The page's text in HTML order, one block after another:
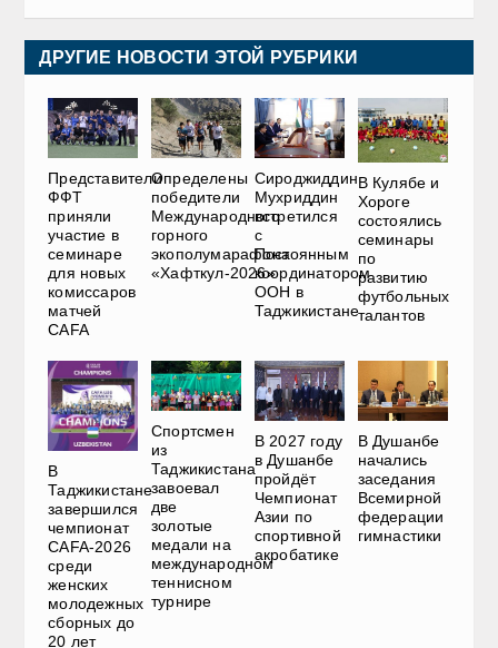
ДРУГИЕ НОВОСТИ ЭТОЙ РУБРИКИ
Представители
ФФТ
приняли
участие в
семинаре
для новых
комиссаров
матчей
CAFA
Определены
победители
Международного
горного
экополумарафона
«Хафткул-2026»
Сироджиддин
Мухриддин
встретился
с
Постоянным
координатором
ООН в
Таджикистане
В Кулябе и
Хороге
состоялись
семинары
по
развитию
футбольных
талантов
В
Таджикистане
завершился
чемпионат
CAFA-2026
среди
женских
молодежных
сборных до
20 лет
Спортсмен
из
Таджикистана
завоевал
две
золотые
медали на
международном
теннисном
турнире
В 2027 году
в Душанбе
пройдёт
Чемпионат
Азии по
спортивной
акробатике
В Душанбе
начались
заседания
Всемирной
федерации
гимнастики